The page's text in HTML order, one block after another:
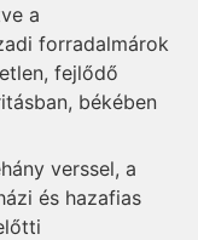
a
forradalmárok
fejlődő
békében
verssel, a
és hazafias